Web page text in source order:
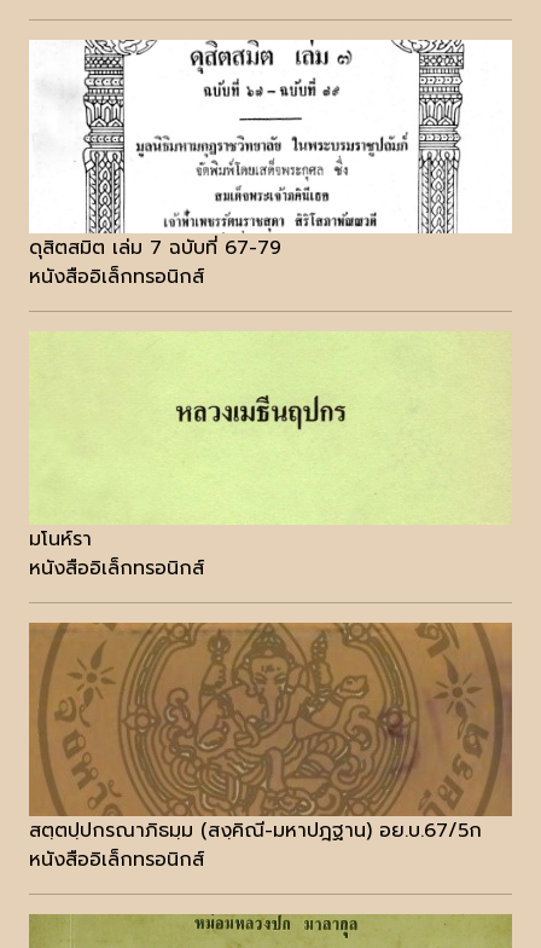
ดุสิตสมิต เล่ม 7 ฉบับที่ 67-79
หนังสืออิเล็กทรอนิกส์
มโนห์รา
หนังสืออิเล็กทรอนิกส์
สตฺตปฺปกรณาภิธมฺม (สงฺคิณี-มหาปฎฐาน) อย.บ.67/5ก
หนังสืออิเล็กทรอนิกส์